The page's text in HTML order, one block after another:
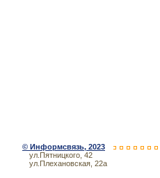
© Информсвязь, 2023
ул.Пятницкого, 42
ул.Плехановская, 22а